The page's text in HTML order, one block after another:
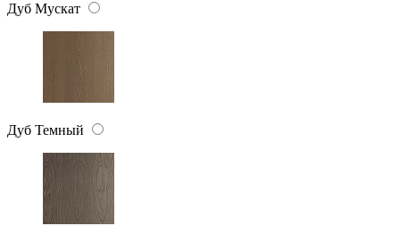
Дуб Мускат
Дуб Темный